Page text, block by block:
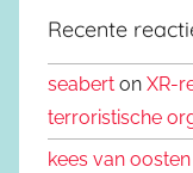
Recente
seabert on XR-
terroristische
kees van oosten